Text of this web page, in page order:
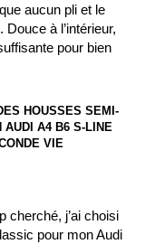
aucun pli et le
à l’intérieur,
pour bien
HOUSSES SEMI-
AUDI A4 B6 S-LINE
VIE
cherché, j’ai choisi
pour mon Audi